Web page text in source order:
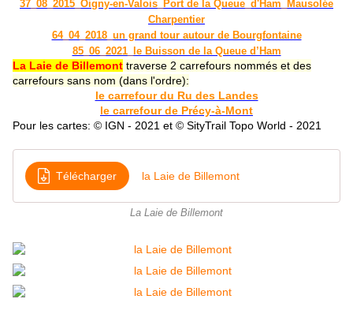
37_08_2015_Oigny-en-Valois_Port de la Queue_d'Ham_Mausolée
Charpentier
64_04_2018_un grand tour autour de Bourgfontaine
85_06_2021_le Buisson de la Queue d’Ham
La Laie de Billemont traverse 2 carrefours nommés et des
carrefours sans nom (dans l'ordre):
le carrefour du Ru des Landes
le carrefour de Précy-à-Mont
Pour les cartes: © IGN - 2021 et © SityTrail Topo World - 2021
Télécharger la Laie de Billemont
La Laie de Billemont